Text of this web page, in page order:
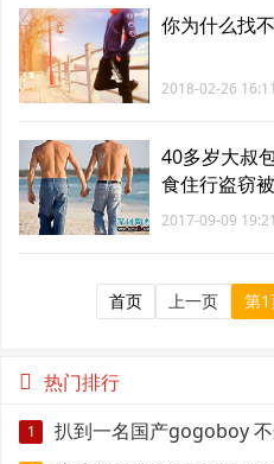
你为什么找
2018-02-26 16:11
40多岁大叔
食住行盗窃
2017-09-09 19:21
首页 上一页 第
热门排行
1 扒到一名国产gogoboy